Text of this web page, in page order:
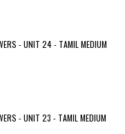
- UNIT 24 - TAMIL MEDIUM
- UNIT 23 - TAMIL MEDIUM